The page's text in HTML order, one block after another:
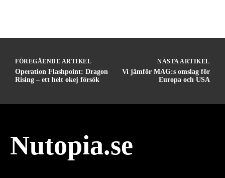
FÖREGÅENDE ARTIKEL
Operation Flashpoint: Dragon
Rising – ett helt okej försök
NÄSTA ARTIKEL
Vi jämför MAG:s omslag för
Europa och USA
Nutopia.se